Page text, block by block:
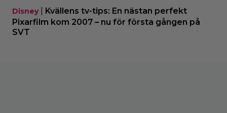
Disney|
Kvällens tv-tips: En nästan perfekt
Pixarfilm kom 2007 – nu för första gången på
SVT